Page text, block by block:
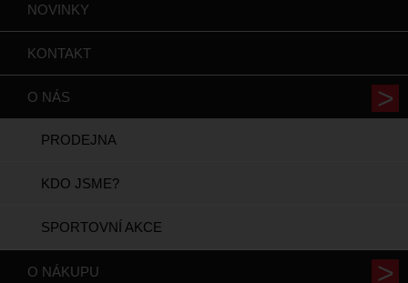
NOVINKY
KONTAKT
O NÁS
PRODEJNA
KDO JSME?
SPORTOVNÍ AKCE
O NÁKUPU